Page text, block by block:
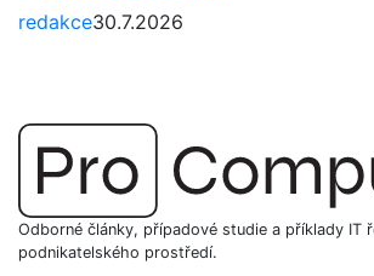
redakce30.7.2026
Odborné články, případové studie a příklady IT
podnikatelského prostředí.